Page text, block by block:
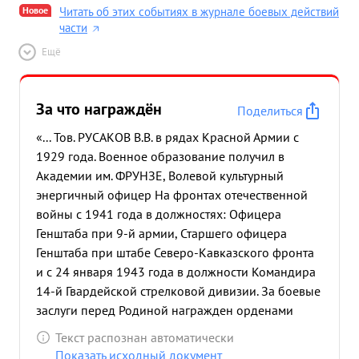
Новое
Читать об этих событиях в журнале боевых действий
части
Ещё
За что награждён
Поделиться
«... Тов. РУСАКОВ В.В. в рядах Красной Армии с
1929 года. Военное образование получил в
Академии им. ФРУНЗЕ, Волевой культурный
энергичный офицер На фронтах отечественной
войны с 1941 года в должностях: Офицера
Генштаба при 9-й армии, Старшего офицера
Генштаба при штабе Северо-Кавказского фронта
и с 24 января 1943 года в должности Командира
14-й Гвардейской стрелковой дивизии. За боевые
заслуги перед Родиной награжден орденами
"Красное знамя" Красная звезда" и медалью "За
оборону Сталинграда". В наступательных
Текст распознан автоматически
Показать исходный документ